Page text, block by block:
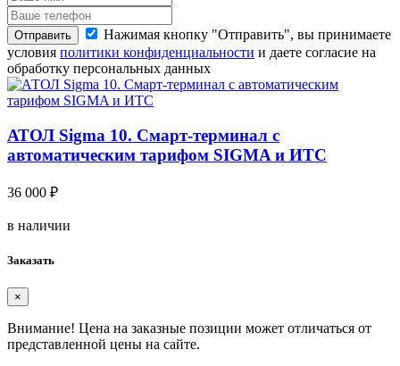
Отправить
Нажимая кнопку "Отправить", вы принимаете
условия политики конфиденциальности и даете согласие на
обработку персональных данных
АТОЛ Sigma 10. Смарт-терминал с
автоматическим тарифом SIGMA и ИТС
36 000 ₽
в наличии
Заказать
×
Внимание! Цена на заказные позиции может отличаться от
представленной цены на сайте.